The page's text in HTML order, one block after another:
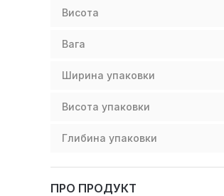
Висота
Вага
Ширина упаковки
Висота упаковки
Глибина упаковки
ПРО ПРОДУКТ